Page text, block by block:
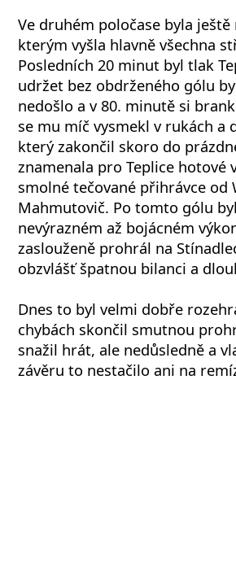
Ve druhém poločase byla
kterým vyšla hlavně všechna
Posledních 20 minut byl tlak
udržet bez obdrženého gólu
nedošlo a v 80. minutě si
se mu míč vysmekl v rukách
který zakončil skoro do
znamenala pro Teplice
smolné tečované přihrávce od
Mahmutovič. Po tomto gólu
nevýrazném až bojácném
zaslouženě prohrál na
obzvlášť špatnou bilanci a
Dnes to byl velmi dobře
chybách skončil smutnou
snažil hrát, ale nedůsledně a
závěru to nestačilo ani na